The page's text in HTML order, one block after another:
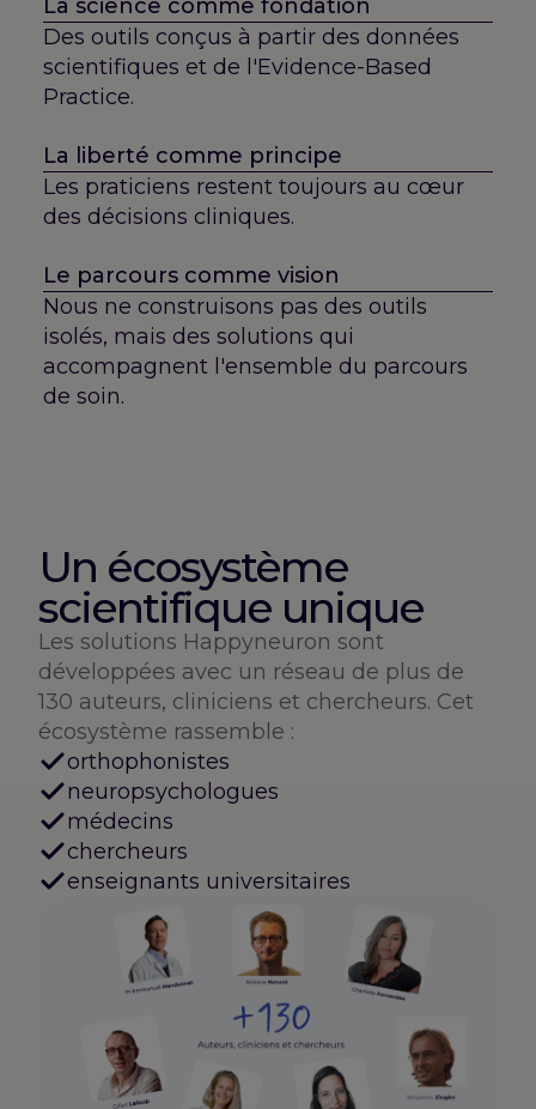
La science comme fondation
Des outils conçus à partir des données
scientifiques et de l'Evidence-Based
Practice.
La liberté comme principe
Les praticiens restent toujours au cœur
des décisions cliniques.
Le parcours comme vision
Nous ne construisons pas des outils
isolés, mais des solutions qui
accompagnent l'ensemble du parcours
de soin.
Un écosystème
scientifique unique
Les solutions Happyneuron sont
développées avec un réseau de plus de
130 auteurs, cliniciens et chercheurs. Cet
écosystème rassemble :
orthophonistes
neuropsychologues
médecins
chercheurs
enseignants universitaires